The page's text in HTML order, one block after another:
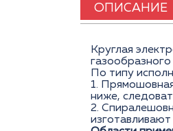
ОПИСАНИЕ
Круглая
По типу
1.
ниже,
2.